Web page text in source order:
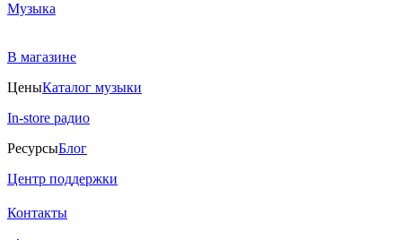
Музыка
В магазине
ЦеныКаталог музыки
In-store радио
РесурсыБлог
Центр поддержки
Контакты